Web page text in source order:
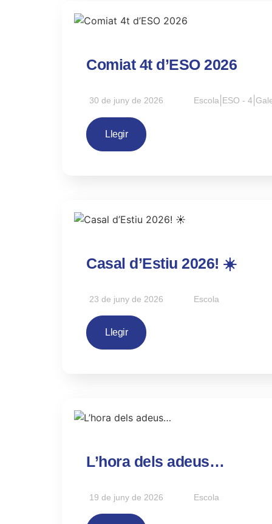
Comiat 4t d’ESO 2026
30 de juny de 2026 Escola ESO - 4
Llegir
Casal d’Estiu 2026! ☀️
23 de juny de 2026 Escola
Llegir
L’hora dels adeus…
19 de juny de 2026 Escola